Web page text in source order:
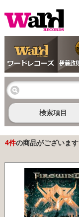
検索項目
4件の商品がございます